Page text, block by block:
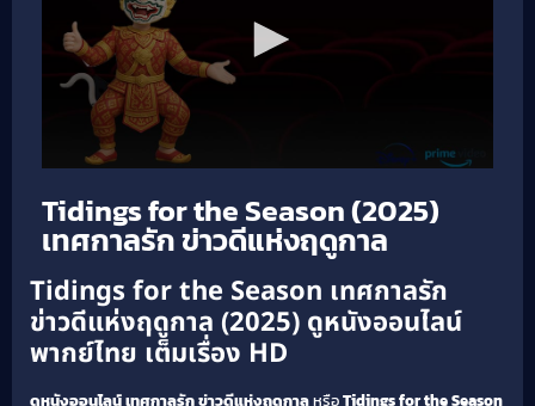
Tidings for the Season (2025)
เทศกาลรัก ข่าวดีแห่งฤดูกาล
Tidings for the Season เทศกาลรัก
ข่าวดีแห่งฤดูกาล (2025) ดูหนังออนไลน์
พากย์ไทย เต็มเรื่อง HD
ดูหนังออนไลน์เทศกาลรัก ข่าวดีแห่งฤดูกาลหรือTidings for the Season